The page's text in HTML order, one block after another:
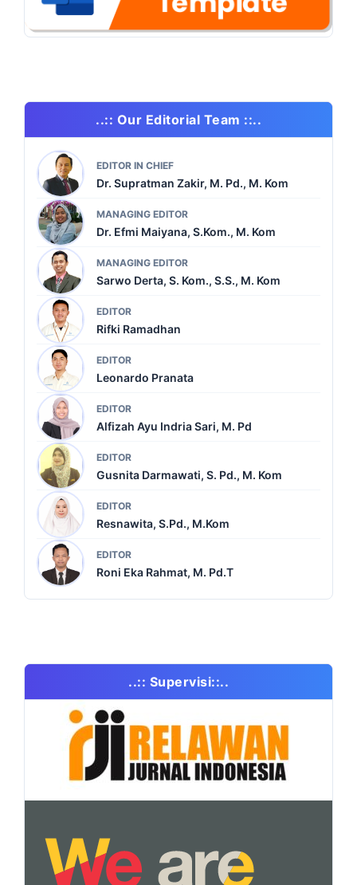
..:: Our Editorial Team ::..
EDITOR IN CHIEF
Dr. Supratman Zakir, M. Pd., M. Kom
MANAGING EDITOR
Dr. Efmi Maiyana, S.Kom., M. Kom
MANAGING EDITOR
Sarwo Derta, S. Kom., S.S., M. Kom
EDITOR
Rifki Ramadhan
EDITOR
Leonardo Pranata
EDITOR
Alfizah Ayu Indria Sari, M. Pd
EDITOR
Gusnita Darmawati, S. Pd., M. Kom
EDITOR
Resnawita, S.Pd., M.Kom
EDITOR
Roni Eka Rahmat, M. Pd.T
..:: Supervisi::..